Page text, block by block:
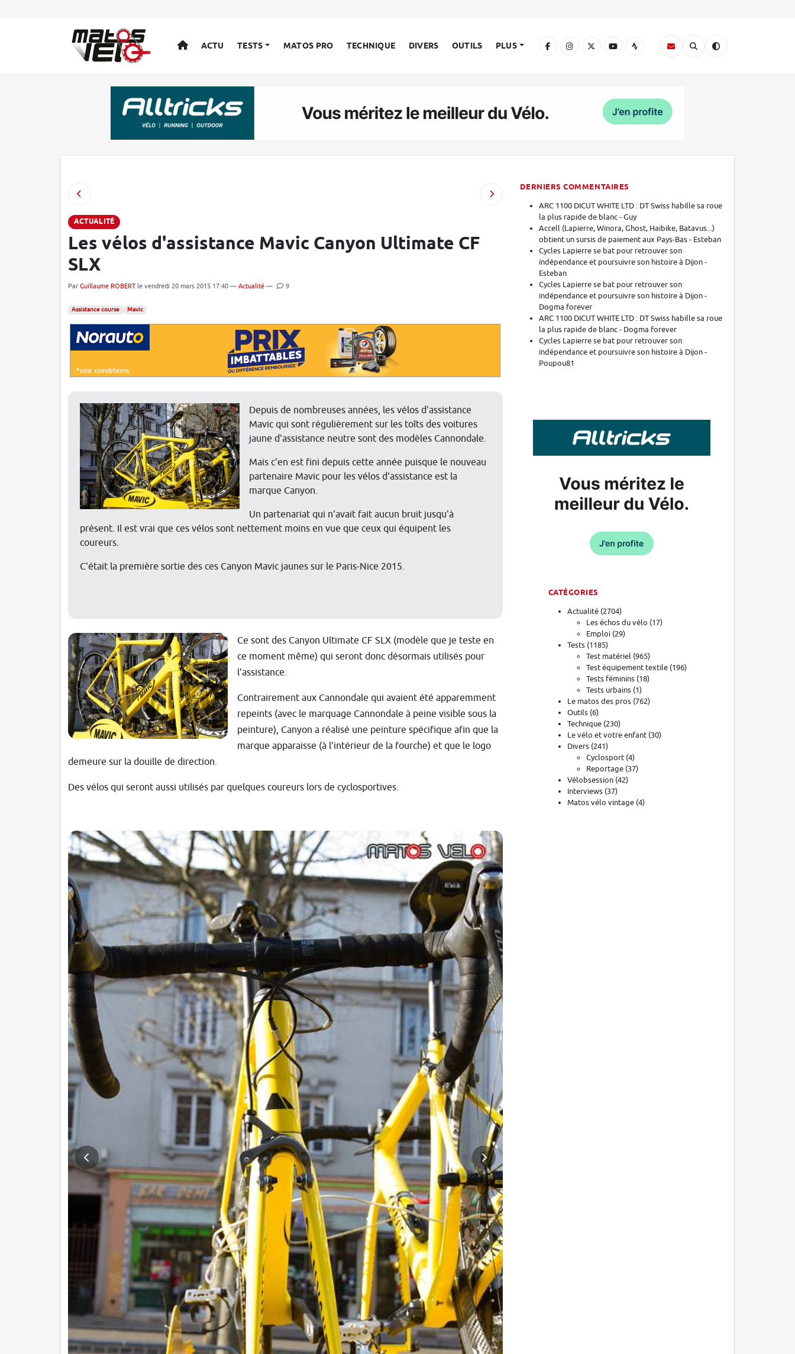
ACCUEIL
ACTU TESTS MATOS PRO TECHNIQUE DIVERS OUTILS PLUS
ACTUALITÉ
Les vélos d'assistance Mavic Canyon Ultimate CF
SLX
Par Guillaume ROBERT le vendredi 20 mars 2015 17:40 — Actualité — 9
Assistance course Mavic
Depuis de nombreuses années, les vélos d'assistance
Mavic qui sont régulièrement sur les toîts des voitures
jaune d'assistance neutre sont des modèles Cannondale.
Mais c'en est fini depuis cette année puisque le nouveau
partenaire Mavic pour les vélos d'assistance est la
marque Canyon.
Un partenariat qui n'avait fait aucun bruit jusqu'à
présent. Il est vrai que ces vélos sont nettement moins en vue que ceux qui équipent les
coureurs.
C'était la première sortie des ces Canyon Mavic jaunes sur le Paris-Nice 2015.
Ce sont des Canyon Ultimate CF SLX (modèle que je teste en
ce moment même) qui seront donc désormais utilisés pour
l'assistance.
Contrairement aux Cannondale qui avaient été apparemment
repeints (avec le marquage Cannondale à peine visible sous la
peinture), Canyon a réalisé une peinture spécifique afin que la
marque apparaisse (à l'intérieur de la fourche) et que le logo
demeure sur la douille de direction.
Des vélos qui seront aussi utilisés par quelques coureurs lors de cyclosportives.
DERNIERS COMMENTAIRES
ARC 1100 DICUT WHITE LTD : DT Swiss habille sa roue
la plus rapide de blanc - Guy
Accell (Lapierre, Winora, Ghost, Haibike, Batavus...)
obtient un sursis de paiement aux Pays-Bas - Esteban
Cycles Lapierre se bat pour retrouver son
indépendance et poursuivre son histoire à Dijon -
Esteban
Cycles Lapierre se bat pour retrouver son
indépendance et poursuivre son histoire à Dijon -
Dogma forever
ARC 1100 DICUT WHITE LTD : DT Swiss habille sa roue
la plus rapide de blanc - Dogma forever
Cycles Lapierre se bat pour retrouver son
indépendance et poursuivre son histoire à Dijon -
Poupou81
CATÉGORIES
Actualité (2704)
Les échos du vélo (17)
Emploi (29)
Tests (1185)
Test matériel (965)
Test équipement textile (196)
Tests féminins (18)
Tests urbains (1)
Le matos des pros (762)
Outils (6)
Technique (230)
Le vélo et votre enfant (30)
Divers (241)
Cyclosport (4)
Reportage (37)
Vélobsession (42)
Interviews (37)
Matos vélo vintage (4)